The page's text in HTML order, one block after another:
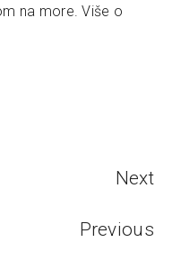
na more. Više o
Next
Previous